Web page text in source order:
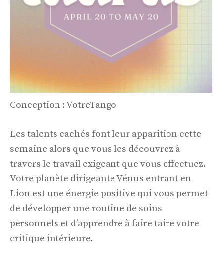
Conception : VotreTango
Les talents cachés font leur apparition cette
semaine alors que vous les découvrez à
travers le travail exigeant que vous effectuez.
Votre planète dirigeante Vénus entrant en
Lion est une énergie positive qui vous permet
de développer une routine de soins
personnels et d’apprendre à faire taire votre
critique intérieure.